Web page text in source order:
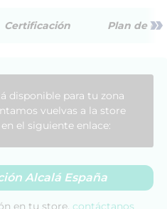
Certificación Plan de »
disponible para tu zona
vuelvas a la store
el siguiente enlace:
Alcalá España
en tu store, contáctanos